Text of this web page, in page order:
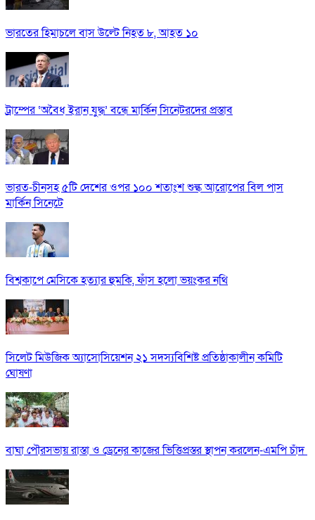
ভারতের হিমাচলে বাস উল্টে নিহত ৮, আহত ১০
ট্রাম্পের ‘অবৈধ ইরান যুদ্ধ’ বন্ধে মার্কিন সিনেটরদের প্রস্তাব
ভারত-চীনসহ ৫টি দেশের ওপর ১০০ শতাংশ শুল্ক আরোপের বিল পাস
মার্কিন সিনেটে
বিশ্বকাপে মেসিকে হত্যার হুমকি, ফাঁস হলো ভয়ংকর নথি
সিলেট মিউজিক অ্যাসোসিয়েশন ২১ সদস্যবিশিষ্ট প্রতিষ্ঠাকালীন কমিটি
ঘোষণা
বাঘা পৌরসভায় রাস্তা ও ড্রেনের কাজের ভিত্তিপ্রস্তর স্থাপন করলেন-এমপি চাঁদ